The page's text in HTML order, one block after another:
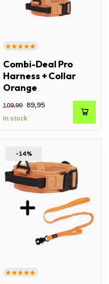
Combi-Deal Pro
Harness + Collar
Orange
109,90 89,95
In stock
-14%